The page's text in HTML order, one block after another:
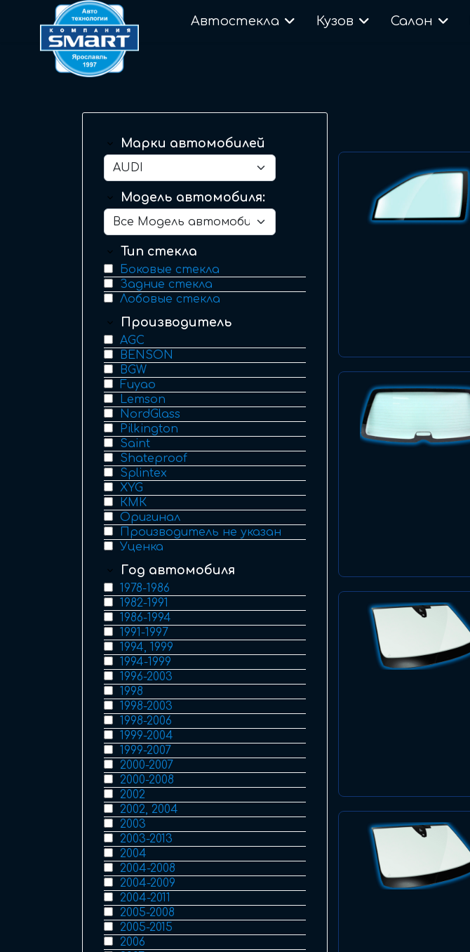
Автостекла Кузов Салон
Марки автомобилей
Модель автомобиля:
Тип стекла
Боковые стекла
Задние стекла
Лобовые стекла
Производитель
AGC
BENSON
BGW
Fuyao
Lemson
NordGlass
Pilkington
Saint
Shateproof
Splintex
XYG
КМК
Оригинал
Производитель не указан
Уценка
Год автомобиля
1978-1986
1982-1991
1986-1994
1991-1997
1994, 1999
1994-1999
1996-2003
1998
1998-2003
1998-2006
1999-2004
1999-2007
2000-2007
2000-2008
2002
2002, 2004
2003
2003-2013
2004
2004-2008
2004-2009
2004-2011
2005-2008
2005-2015
2006